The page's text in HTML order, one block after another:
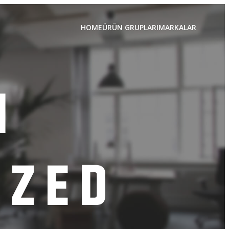
HOMEÜRÜN GRUPLARIMARKALAR